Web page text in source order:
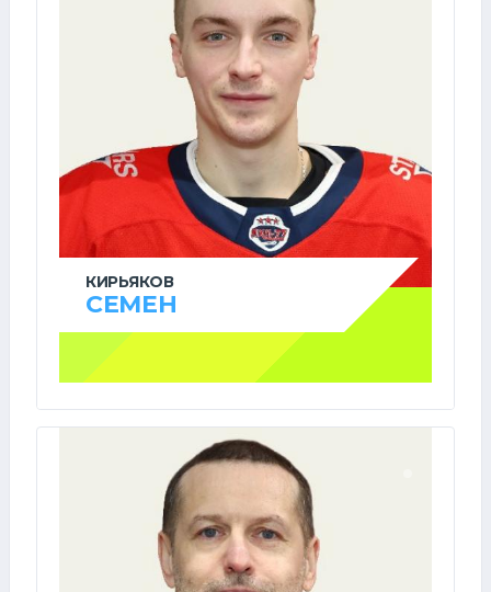
КИРЬЯКОВ
СЕМЕН